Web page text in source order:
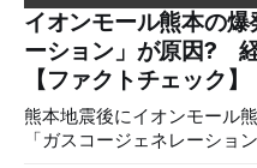
いね」「これは 熊本を略
稿を真に受けたり、同調す
定な情報を流すな」や「陰
イオンモール熊本の
ーション」が原因?
【ファクトチェック】
熊本地震後にイオンモール
「ガスコージェネレーショ